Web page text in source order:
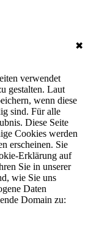
✖
verwendet
gestalten. Laut
wenn diese
sind. Für alle
Diese Seite
Cookies werden
erscheinen. Sie
Erklärung auf
Sie in unserer
wie Sie uns
Daten
Domain zu: